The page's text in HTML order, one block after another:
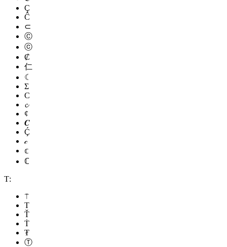
Ç
Ĉ
⊂
Ⓒ
ⓒ
₡
仁
☾
Σ
C
𝓬
¢
𝑪
Ḉ
𝒸
𝕔
ℂ
Т:
⍑
Τ
Ť
Ṫ
₮
Ⓣ